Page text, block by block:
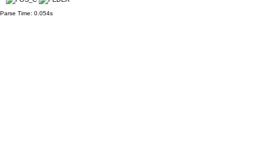
Parse Time: 0.054s